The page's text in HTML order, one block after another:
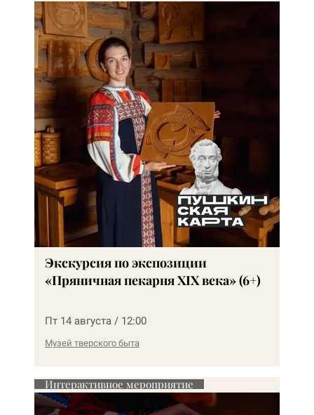
Экскурсия по экспозиции
«Пряничная пекарня XIX века» (6+)
Пт 14 августа / 12:00
Музей тверского быта
Интерактивное мероприятие